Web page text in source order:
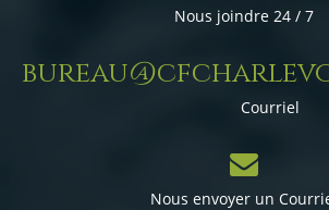
Nous joindre 24 / 7
Courriel
Nous envoyer un